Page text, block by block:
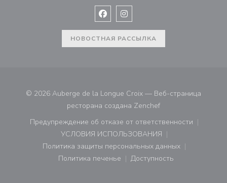
Facebook ((открывается в новом
Instagram ((открывается в
НОВОСТНАЯ РАССЫЛКА
© 2026 Auberge de la Longue Croix — Веб-страница
ресторана создана Zenchef((открывается в
Предупреждение об отказе от ответственности
((открывается в новом окне))
УСЛОВИЯ ИСПОЛЬЗОВАНИЯ
((открывается в новом окне))
Политика защиты персональных данных
((открывается в новом окне))
Политика печенье
((открывается в новом окне))
Доступность
((открывается в